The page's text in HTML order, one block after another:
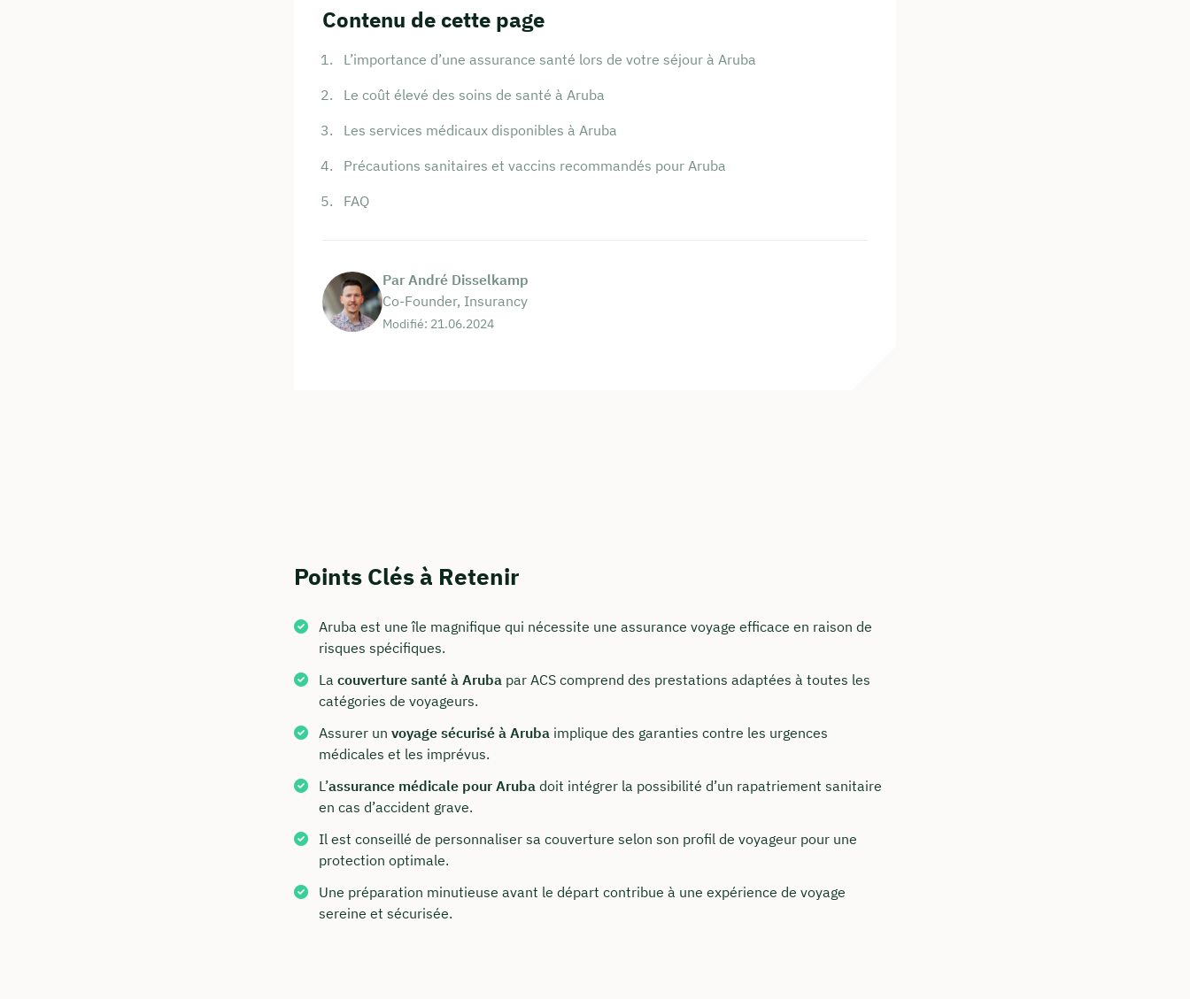
Contenu de cette page
L’importance d’une assurance santé lors de votre séjour à Aruba
Le coût élevé des soins de santé à Aruba
Les services médicaux disponibles à Aruba
Précautions sanitaires et vaccins recommandés pour Aruba
FAQ
Par André Disselkamp
Co-Founder, Insurancy
Modifié: 21.06.2024
Points Clés à Retenir
Aruba est une île magnifique qui nécessite une assurance voyage efficace en raison de
risques spécifiques.
La couverture santé à Aruba par ACS comprend des prestations adaptées à toutes les
catégories de voyageurs.
Assurer un voyage sécurisé à Aruba implique des garanties contre les urgences
médicales et les imprévus.
L’assurance médicale pour Aruba doit intégrer la possibilité d’un rapatriement sanitaire
en cas d’accident grave.
Il est conseillé de personnaliser sa couverture selon son profil de voyageur pour une
protection optimale.
Une préparation minutieuse avant le départ contribue à une expérience de voyage
sereine et sécurisée.
Comment nous joindre
Nous vous conseillons du lundi au vendredi de 8h à 18h
info@insurancy.de